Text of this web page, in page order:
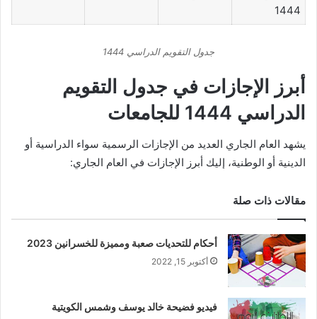
1444
جدول التقويم الدراسي 1444
أبرز الإجازات في جدول التقويم
الدراسي 1444 للجامعات
يشهد العام الجاري العديد من الإجازات الرسمية سواء الدراسية أو
الدينية أو الوطنية، إليك أبرز الإجازات في العام الجاري:
مقالات ذات صلة
أحكام للتحديات صعبة ومميزة للخسرانين 2023
أكتوبر 15, 2022
فيديو فضيحة خالد يوسف وشمس الكويتية